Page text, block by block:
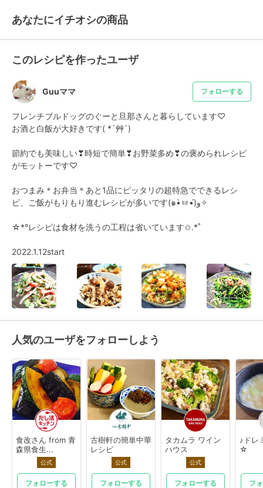
あなたにイチオシの商品
このレシピを作ったユーザ
Guuママ フォローする
フレンチブルドッグのぐーと旦那さんと暮らしています♡
お酒と白飯が大好きです( *´艸`)
節約でも美味しい❣時短で簡単❣お野菜多め❣の褒められレシピ
がモットーです♡
おつまみ＊お弁当＊あと1品にピッタリの超特急でできるレシ
ピ、ご飯がもりもり進むレシピが多いです(๑•̀ㅂ•́)و✧
☆*°レシピは食材を洗うの工程は省いています✩.*˚
2022.1.12start
人気のユーザをフォローしよう
食改さん from 青
森県食生...
公式
フォローする
古樹軒の簡単中華
レシピ
公式
フォローする
タカムラ ワイン
ハウス
公式
フォローする
♪ドレ
☆
フ